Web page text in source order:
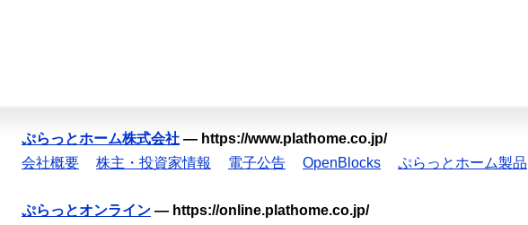
ぷらっとホーム株式会社 — https://www.plathome.co.jp/
会社概要
株主・投資家情報 電子公告 OpenBlocks ぷらっとホーム製品
ぷらっとオンライン — https://online.plathome.co.jp/